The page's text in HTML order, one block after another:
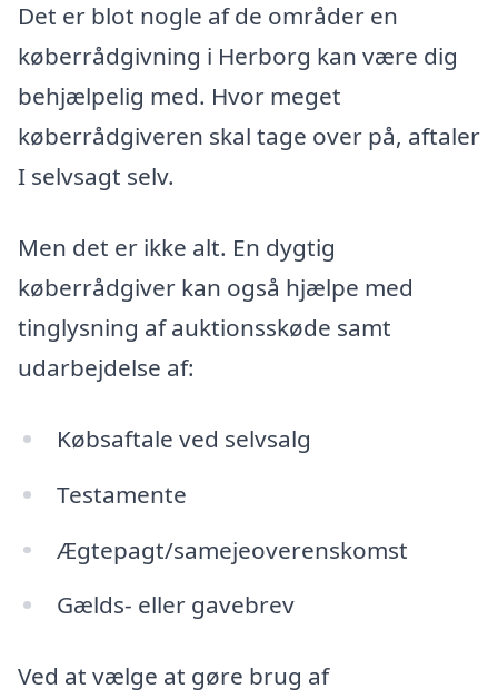
Det er blot nogle af de områder en
køberrådgivning i Herborg kan være dig
behjælpelig med. Hvor meget
køberrådgiveren skal tage over på, aftaler
I selvsagt selv.
Men det er ikke alt. En dygtig
køberrådgiver kan også hjælpe med
tinglysning af auktionsskøde samt
udarbejdelse af:
Købsaftale ved selvsalg
Testamente
Ægtepagt/samejeoverenskomst
Gælds- eller gavebrev
Ved at vælge at gøre brug af